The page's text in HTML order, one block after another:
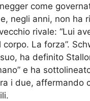
come
negli anni, non ha
rivale: “Lui
corpo. La forza”.
ha definito
e ha
i due, affermando